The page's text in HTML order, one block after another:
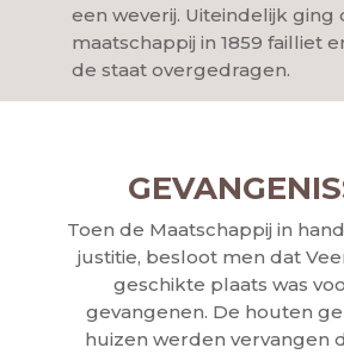
een weverij. Uiteindelijk ging
maatschappij in 1859 failliet
de staat overgedragen.
Toen de Maatschappij in
justitie, besloot men dat
geschikte plaats was
gevangenen. De houten
huizen werden vervangen